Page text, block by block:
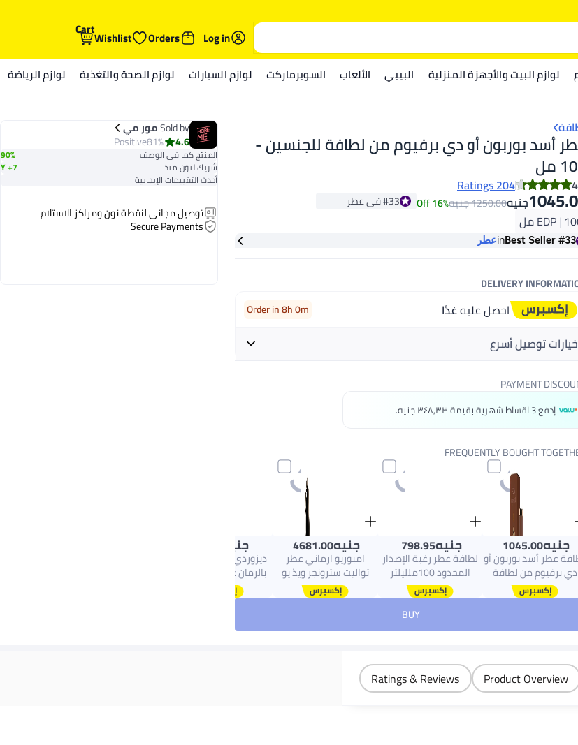
Log in
Orders
Wishlist
Cart
لوازم البيت والأجهزة المنزلية البيبي الألعاب السوبرماركت لوازم السيارات لوازم الصحة والتغذية لوازم الرياضة
أسد بوربون أو دي برفيوم من لطافة للجنسين -
مل
204 Ratings
جنيه
جنيه1250.00
16% Off #33 في عطر
أقل سعر في السنة EDP| مل
Best Seller #33
inعطر
DELIVERY
احصل عليهغدًا Order in 8h 0m
خيارات توصيل أسرع
عليهاليوم
PAYMENT
إدفع 3 اقساط شهرية بقيمة ٣٤٨٫٣٣ جنيه.
FREQUENTLY BOUGHT
جنيه1045.00
عطر أسد بوربون أو
دي برفيوم من لطافة
للجنسين - 100 مل
جنيه798.95
لطافة عطر رغبة الإصدار
المحدود 100ملليلتر
جنيه4681.00
امبوريو ارماني عطر
تواليت سترونجر ويذ يو
100ملليلتر
جنيه
ديزوردي مسك الطهارة
بالرمان عطر مركز خالي
من الكحول 6 مل
BUY
Sold byمور مي
4.6
81%
Positive
المنتج كما في الوصف 90%
شريك لنون منذ 7+ Y
أحدث التقييمات الإيجابية
توصيل مجاني لنقطة نون ومراكز الاستلام
Secure Payments
Product Overview
Ratings & Reviews